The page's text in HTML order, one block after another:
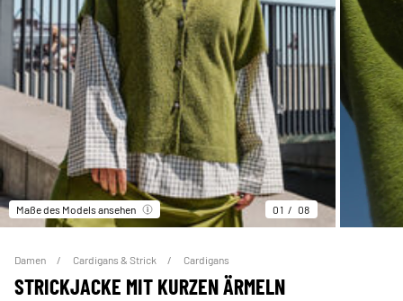
Maße des Models ansehen 01 08
Damen Cardigans & Strick Cardigans
STRICKJACKE MIT KURZEN ÄRMELN